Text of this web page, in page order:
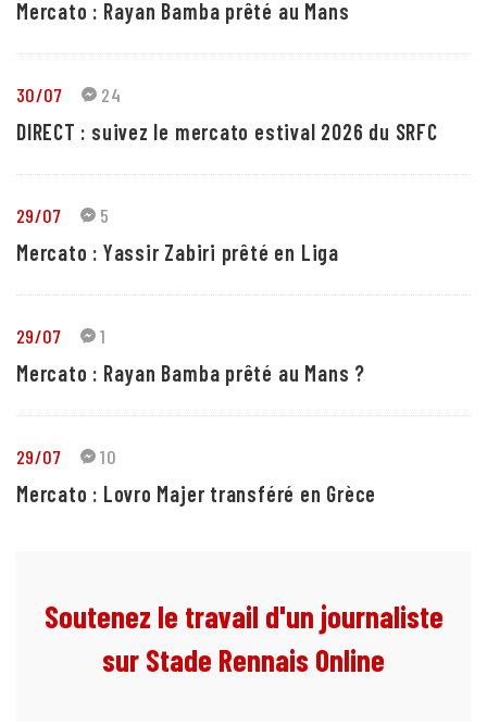
Mercato : Rayan Bamba prêté au Mans
30/07 24
DIRECT : suivez le mercato estival 2026 du SRFC
29/07 5
Mercato : Yassir Zabiri prêté en Liga
29/07 1
Mercato : Rayan Bamba prêté au Mans ?
29/07 10
Mercato : Lovro Majer transféré en Grèce
Soutenez le travail d'un journaliste
sur Stade Rennais Online